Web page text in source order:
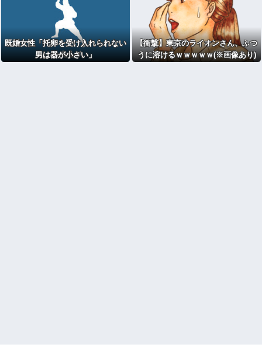
既婚女性「托卵を受け入れられない
男は器が小さい」
【衝撃】東京のライオンさん、ふつ
うに溶けるｗｗｗｗｗ(※画像あり)